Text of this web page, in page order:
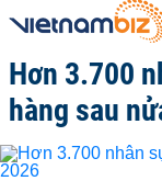
Hơn 3.700
hàng sau